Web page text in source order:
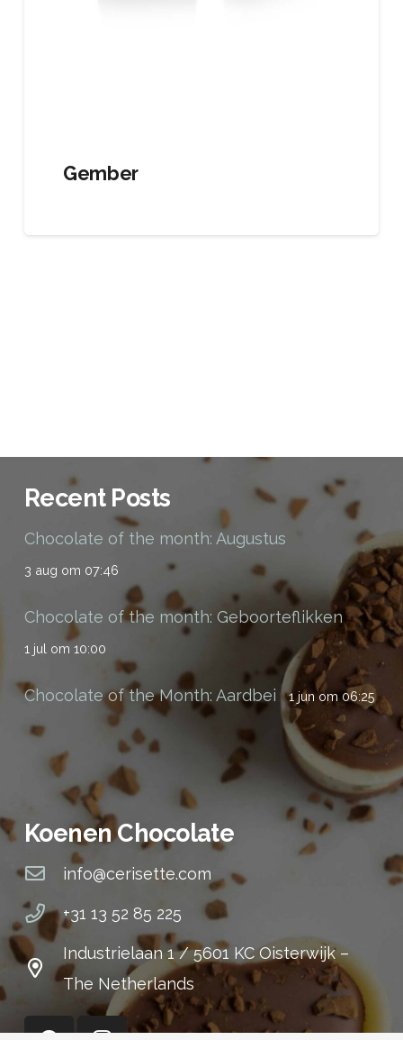
Gember
Recent Posts
Chocolate of the month: Augustus
3 aug om 07:46
Chocolate of the month: Geboorteflikken
1 jul om 10:00
Chocolate of the Month: Aardbei 1 jun om 06:25
Koenen Chocolate
info@cerisette.com
+31 13 52 85 225
Industrielaan 1 / 5601 KC Oisterwijk –
The Netherlands